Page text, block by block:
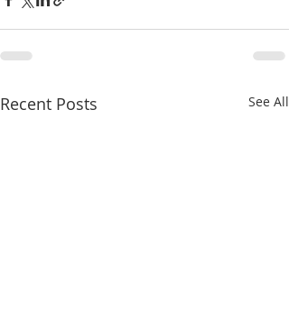
Recent Posts See All